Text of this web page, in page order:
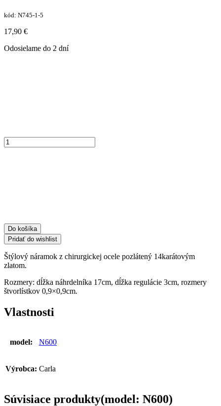
kód: N745-1-5
17,90 €
Odosielame do 2 dní
množstvo
Pozlátený
Do košíka
Pridať do wishlist
Štýlový náramok z chirurgickej ocele pozlátený 14karátovým
zlatom.
Rozmery: dĺžka náhrdelníka 17cm, dĺžka regulácie 3cm, rozmery
štvorlístkov 0,9×0,9cm.
Vlastnosti
model: N600
Výrobca: Carla
Súvisiace produkty(model: N600)